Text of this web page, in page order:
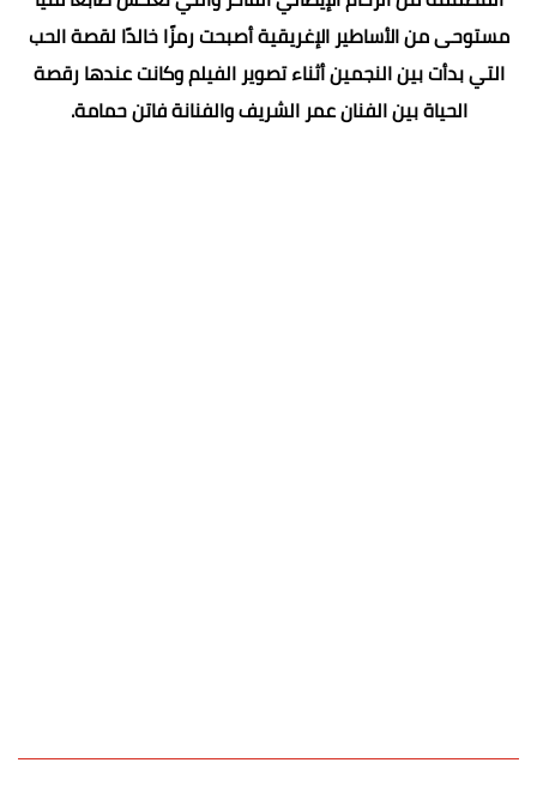
مستوحى من الأساطير الإغريقية أصبحت رمزًا خالدًا لقصة الحب
التي بدأت بين النجمين أثناء تصوير الفيلم وكانت عندها رقصة
الحياة بين الفنان عمر الشريف والفنانة فاتن حمامة.